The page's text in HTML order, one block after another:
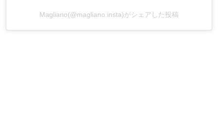
Magliano(@magliano.insta)がシェアした投稿